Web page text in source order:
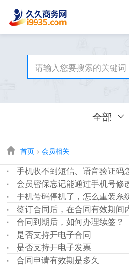
全部
首页 > 会员相关
手机收不到短信、语音验证码
会员密保忘记能通过手机号修
手机号码停机了，怎么重装系
签订合同后，在合同有效期间
合同到期后，如何办理续签？
是否支持开电子合同
是否支持开电子发票
合同申请有效期是多久